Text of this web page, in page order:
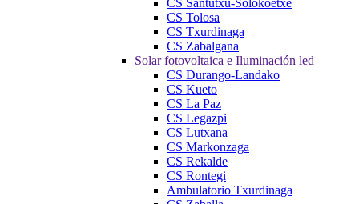
CS Santutxu-Solokoetxe
CS Tolosa
CS Txurdinaga
CS Zabalgana
Solar fotovoltaica e Iluminación led
CS Durango-Landako
CS Kueto
CS La Paz
CS Legazpi
CS Lutxana
CS Markonzaga
CS Rekalde
CS Rontegi
Ambulatorio Txurdinaga